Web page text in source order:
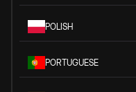
POLISH
PORTUGUESE